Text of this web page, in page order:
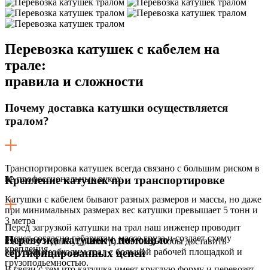
Перевозка катушек с кабелем на
трале:
правила и сложности
Почему доставка катушки осуществляется
тралом?
Транспортировка катушек всегда связано с большим риском в
не профессиональных руках.
Катушки с кабелем бывают разных размеров и массы, но даже
при минимальных размерах вес катушки превышает 5 тонн и
3 метра
в высоту и длину(диаметр).Поэтому, чтобы доставить
катушки необходим трал с большой рабочей площадкой и
грузоподьемностью.
Крепление катушек при транспортировке
Перед загрузкой катушки на трал наш инженер проводит
расчет согласно габаритам, массе груза и создает схему
крепления.
Перевозка катушек с помощью
сертифицированных цепей